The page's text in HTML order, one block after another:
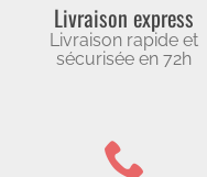
Livraison express
Livraison rapide et
sécurisée en 72h